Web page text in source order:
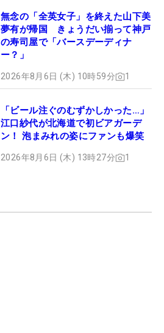
無念の「全英女子」を終えた山下美
夢有が帰国 きょうだい揃って神戸
の寿司屋で「バースデーディナ
ー？」
2026年8月6日 (木) 10時59分 1
「ビール注ぐのむずかしかった…」
江口紗代が北海道で初ビアガーデ
ン！ 泡まみれの姿にファンも爆笑
2026年8月6日 (木) 13時27分 1